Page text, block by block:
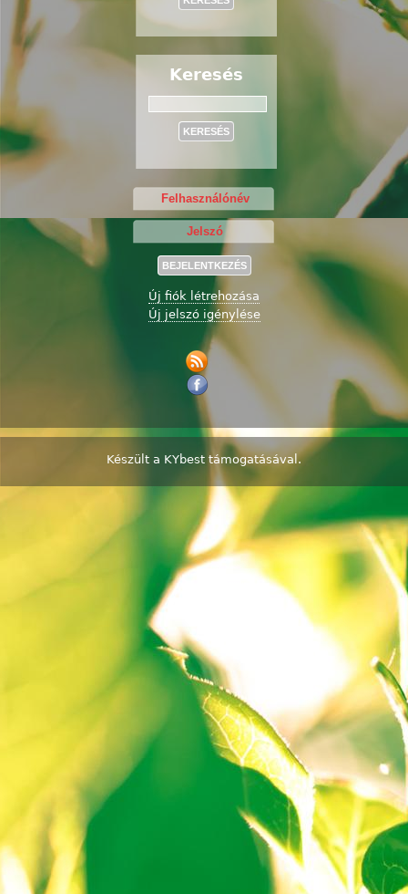
Keresés
Új fiók létrehozása
Új jelszó igénylése
Készült a KYbest támogatásával.